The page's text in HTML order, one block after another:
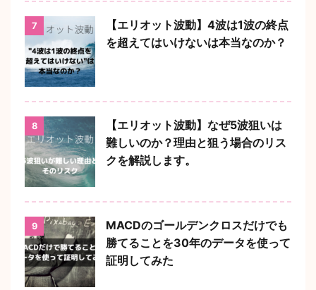
7
【エリオット波動】4波は1波の終点
を超えてはいけないは本当なのか？
8
【エリオット波動】なぜ5波狙いは
難しいのか？理由と狙う場合のリス
クを解説します。
9
MACDのゴールデンクロスだけでも
勝てることを30年のデータを使って
証明してみた